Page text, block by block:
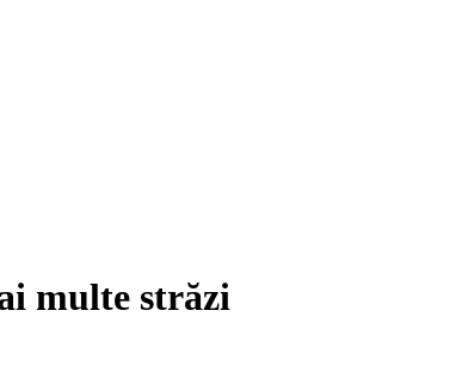
multe străzi